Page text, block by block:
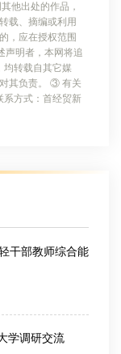
他出处的作品，
载、摘编或利用
，应在授权范围
声明者，本网将追
均转载自其它媒
其负责。 ③ 有关
方式：首经贸新
干部教师综合能
学调研交流